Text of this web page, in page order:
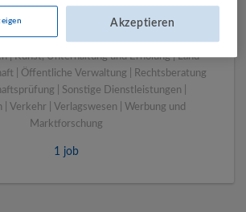
und Gastronomie | Einzelhandel |
| Finanz- und Versicherungsleistungen |
| Herstellung von Waren | IT-
| Kunst, Unterhaltung und Erholung | Land-
| Öffentliche Verwaltung | Rechtsberatung
| Sonstige Dienstleistungen |
| Verkehr | Verlagswesen | Werbung und
Marktforschung
1 job
Akzeptieren